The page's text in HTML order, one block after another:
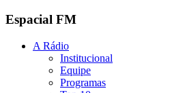
Espacial FM
A Rádio
Institucional
Equipe
Programas